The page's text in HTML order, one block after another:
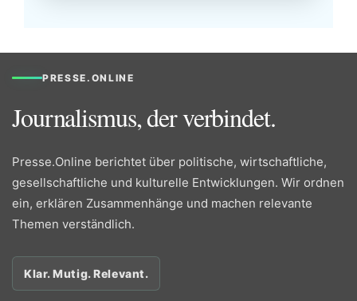
PRESSE.ONLINE
Journalismus, der verbindet.
Presse.Online berichtet über politische, wirtschaftliche,
gesellschaftliche und kulturelle Entwicklungen. Wir ordnen
ein, erklären Zusammenhänge und machen relevante
Themen verständlich.
Klar. Mutig. Relevant.